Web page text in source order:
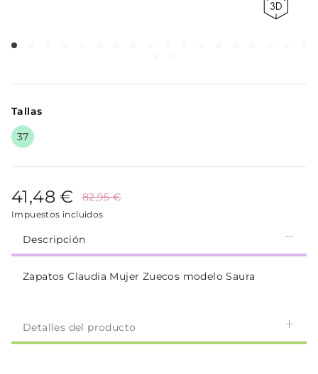
Tallas
37
41,48 € 82,95 €
Impuestos incluidos
Descripción
Zapatos Claudia Mujer Zuecos modelo Saura
Detalles del producto